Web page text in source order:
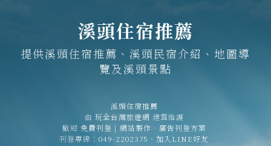
溪頭住宿推薦
提供溪頭住宿推薦、溪頭民宿介紹、地圖導
覽及溪頭景點
溪頭住宿推薦
由 玩全台灣旅遊網 建置維護
歡迎 免費刊登 | 網站製作‧廣告刊登方案
刊登專線： 049-2202375 、 加入LINE好友